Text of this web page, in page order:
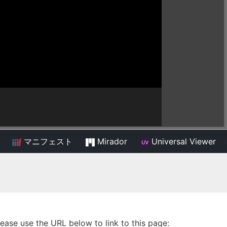
マニフェスト Mirador Universal Viewer
use the URL below to link to this page: